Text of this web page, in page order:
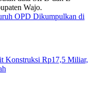
OPD Dikumpulkan di
Konstruksi Rp17,5 Miliar,